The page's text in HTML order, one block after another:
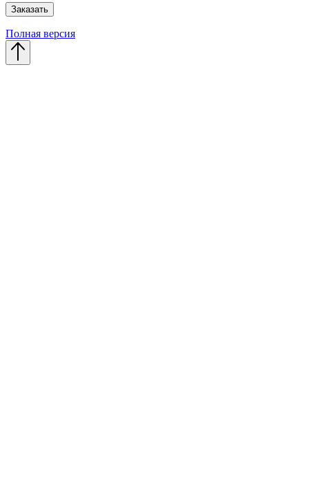
Полная версия